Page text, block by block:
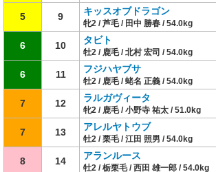
5 9 キッスオブドラゴン
牝2 / 芦毛 / 田中 勝春 / 54.0kg
6 10 タビト
牡2 / 鹿毛 / 北村 宏司 / 54.0kg
6 11 フジハヤブサ
牡2 / 鹿毛 / 蛯名 正義 / 54.0kg
7 12 ラルガヴィータ
牝2 / 鹿毛 / 小野寺 祐太 / 51.0kg
7 13 アレルヤトウブ
牡2 / 栗毛 / 江田 照男 / 54.0kg
8 14 アランルース
牡2 / 栃栗毛 / 西田 雄一郎 / 54.0kg